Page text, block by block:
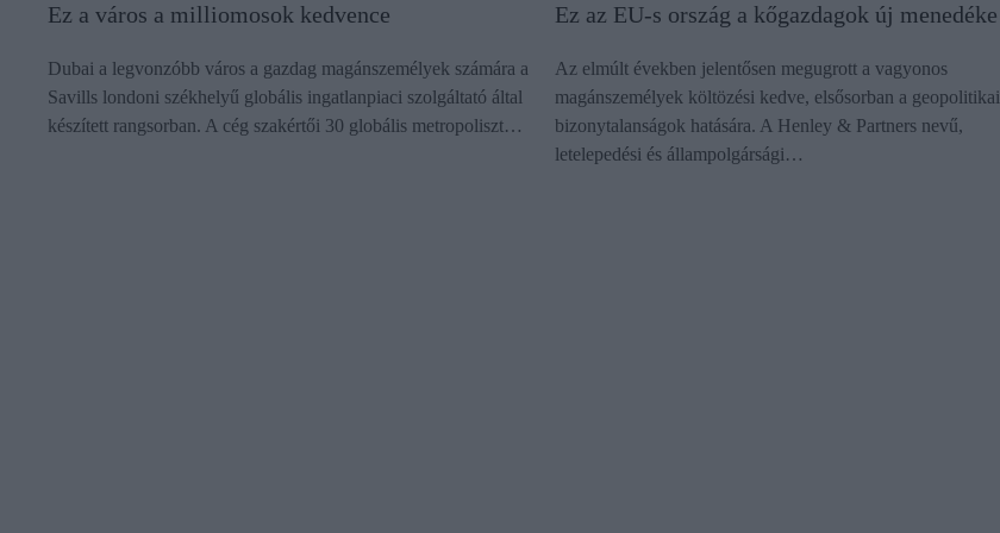
Ez a város a milliomosok kedvence
Dubai a legvonzóbb város a gazdag magánszemélyek számára a
Savills londoni székhelyű globális ingatlanpiaci szolgáltató által
készített rangsorban. A cég szakértői 30 globális metropoliszt…
Ez az EU-s ország a kőgazdagok új menedéke
Az elmúlt években jelentősen megugrott a vagyonos
magánszemélyek költözési kedve, elsősorban a geopolitikai
bizonytalanságok hatására. A Henley & Partners nevű,
letelepedési és állampolgársági…